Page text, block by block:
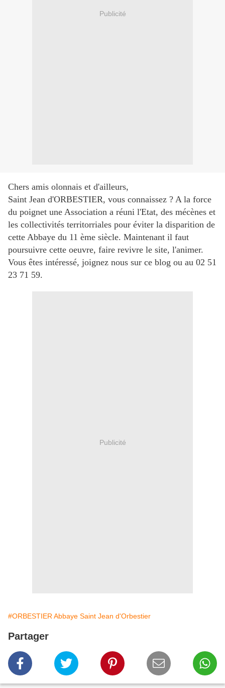
Publicité
Chers amis olonnais et d'ailleurs,
Saint Jean d'ORBESTIER, vous connaissez ? A la force
du poignet une Association a réuni l'Etat, des mécènes et
les collectivités territorriales pour éviter la disparition de
cette Abbaye du 11 ème siècle. Maintenant il faut
poursuivre cette oeuvre, faire revivre le site, l'animer.
Vous êtes intéressé, joignez nous sur ce blog ou au 02 51
23 71 59.
Publicité
#ORBESTIER Abbaye Saint Jean d'Orbestier
Partager